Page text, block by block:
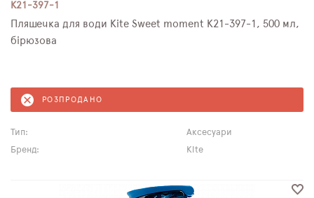
K21-397-1
Пляшечка для води Kite Sweet moment K21-397-1, 500 мл,
бірюзова
РОЗПРОДАНО
Тип:
Аксесуари
Бренд:
Kite